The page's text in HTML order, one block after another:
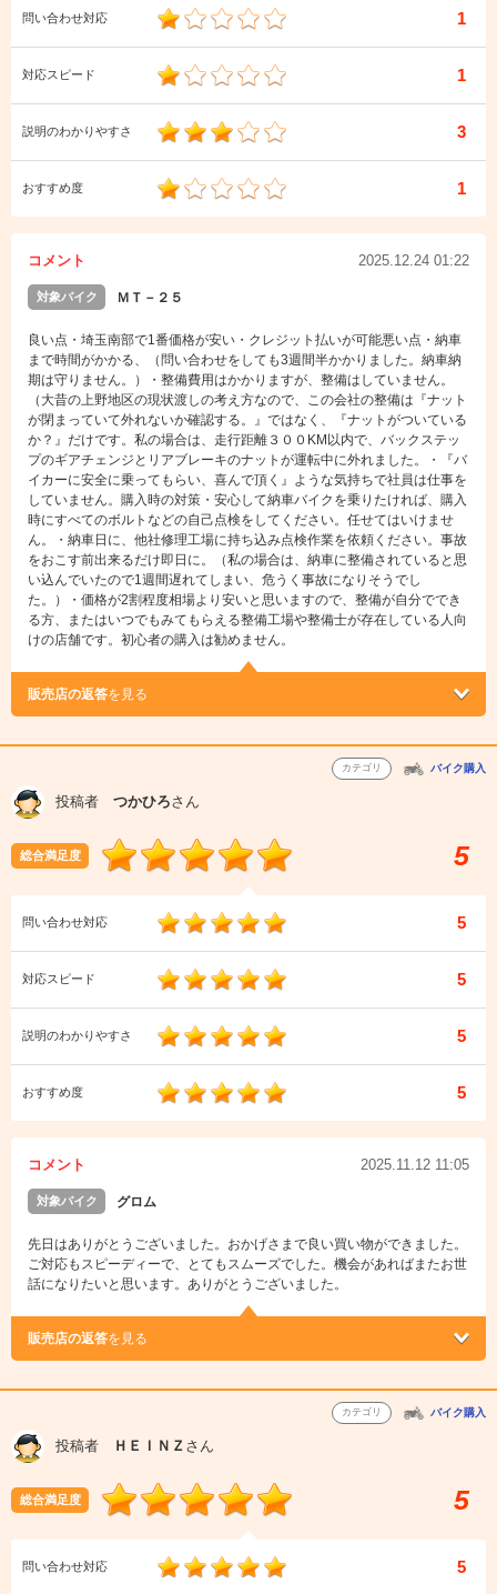
問い合わせ対応 1
対応スピード 1
説明のわかりやすさ 3
おすすめ度 1
コメント 2025.12.24 01:22
対象バイク ＭＴ－２５
良い点・埼玉南部で1番価格が安い・クレジット払いが可能悪い点・納車
まで時間がかかる、（問い合わせをしても3週間半かかりました。納車納
期は守りません。）・整備費用はかかりますが、整備はしていません。
（大昔の上野地区の現状渡しの考え方なので、この会社の整備は『ナット
が閉まっていて外れないか確認する。』ではなく、『ナットがついている
か？』だけです。私の場合は、走行距離３００KM以内で、バックステッ
プのギアチェンジとリアブレーキのナットが運転中に外れました。・『バ
イカーに安全に乗ってもらい、喜んで頂く』ような気持ちで社員は仕事を
していません。購入時の対策・安心して納車バイクを乗りたければ、購入
時にすべてのボルトなどの自己点検をしてください。任せてはいけませ
ん。・納車日に、他社修理工場に持ち込み点検作業を依頼ください。事故
をおこす前出来るだけ即日に。（私の場合は、納車に整備されていると思
い込んでいたので1週間遅れてしまい、危うく事故になりそうでし
た。）・価格が2割程度相場より安いと思いますので、整備が自分ででき
る方、またはいつでもみてもらえる整備工場や整備士が存在している人向
けの店舗です。初心者の購入は勧めません。
販売店の返答を見る
カテゴリ バイク購入
投稿者 つかひろさん
総合満足度 5
問い合わせ対応 5
対応スピード 5
説明のわかりやすさ 5
おすすめ度 5
コメント 2025.11.12 11:05
対象バイク グロム
先日はありがとうございました。おかげさまで良い買い物ができました。
ご対応もスピーディーで、とてもスムーズでした。機会があればまたお世
話になりたいと思います。ありがとうございました。
販売店の返答を見る
カテゴリ バイク購入
投稿者 ＨＥＩＮＺ さん
総合満足度 5
問い合わせ対応 5